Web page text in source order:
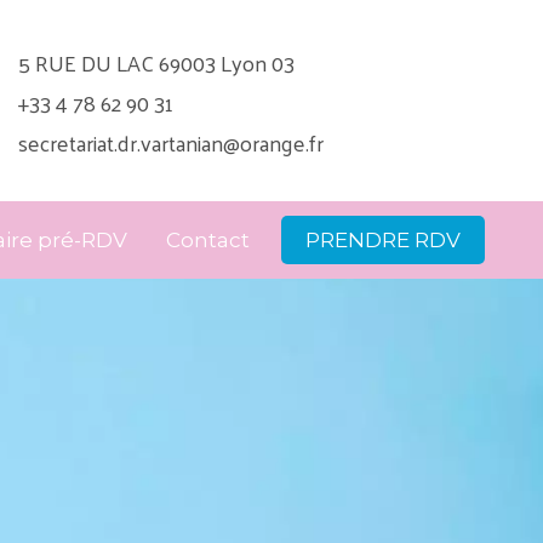
pré-RDV Contact PRENDRE RDV
5 RUE DU LAC 69003 Lyon 03
+33 4 78 62 90 31
secretariat.dr.vartanian@orange.fr